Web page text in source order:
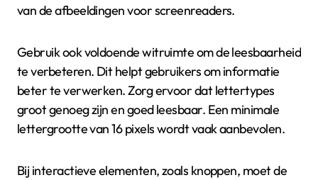
van de afbeeldingen voor screenreaders.
Gebruik ook voldoende witruimte om de leesbaarheid
te verbeteren. Dit helpt gebruikers om informatie
beter te verwerken. Zorg ervoor dat lettertypes
groot genoeg zijn en goed leesbaar. Een minimale
lettergrootte van 16 pixels wordt vaak aanbevolen.
Bij interactieve elementen, zoals knoppen, moet de